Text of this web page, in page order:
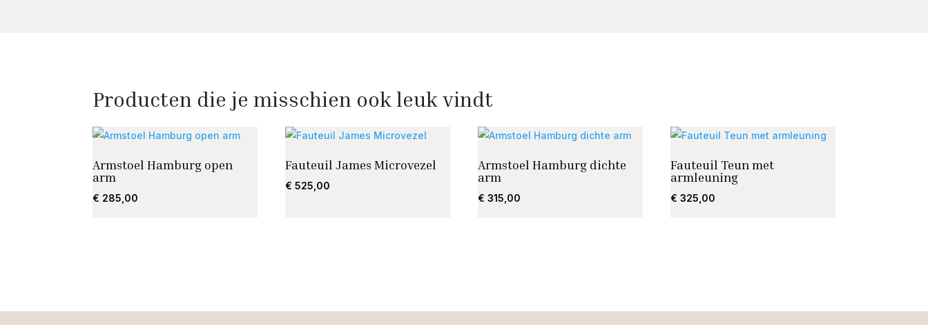
Producten die je misschien ook leuk vindt
Armstoel Hamburg open
arm
€ 285,00
Fauteuil James Microvezel
€ 525,00
Armstoel Hamburg dichte
arm
€ 315,00
Fauteuil Teun met
armleuning
€ 325,00